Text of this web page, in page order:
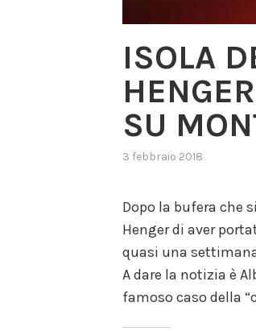
ISOLA
SU
3 febbraio 2018
gossip,
televisivo
Dopo la bufera che
Henger di aver
quasi una
A dare la notizia è
famoso caso della